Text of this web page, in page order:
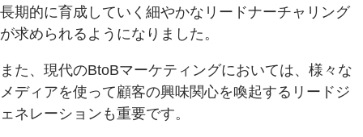
長期的に育成していく細やかなリードナーチャリング
が求められるようになりました。
また、現代のBtoBマーケティングにおいては、様々な
メディアを使って顧客の興味関心を喚起するリードジ
ェネレーションも重要です。